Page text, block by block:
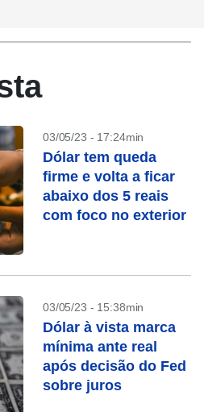
03/05/23 - 17:24min
Dólar tem queda
firme e volta a ficar
abaixo dos 5 reais
com foco no exterior
03/05/23 - 15:38min
Dólar à vista marca
mínima ante real
após decisão do Fed
sobre juros